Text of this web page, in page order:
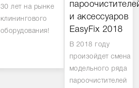
30 лет на рынке
клинингового
оборудования!
и аксессуаров
EasyFix 2018
В 2018 году
произойдет смена
модельного ряда
пароочистителей